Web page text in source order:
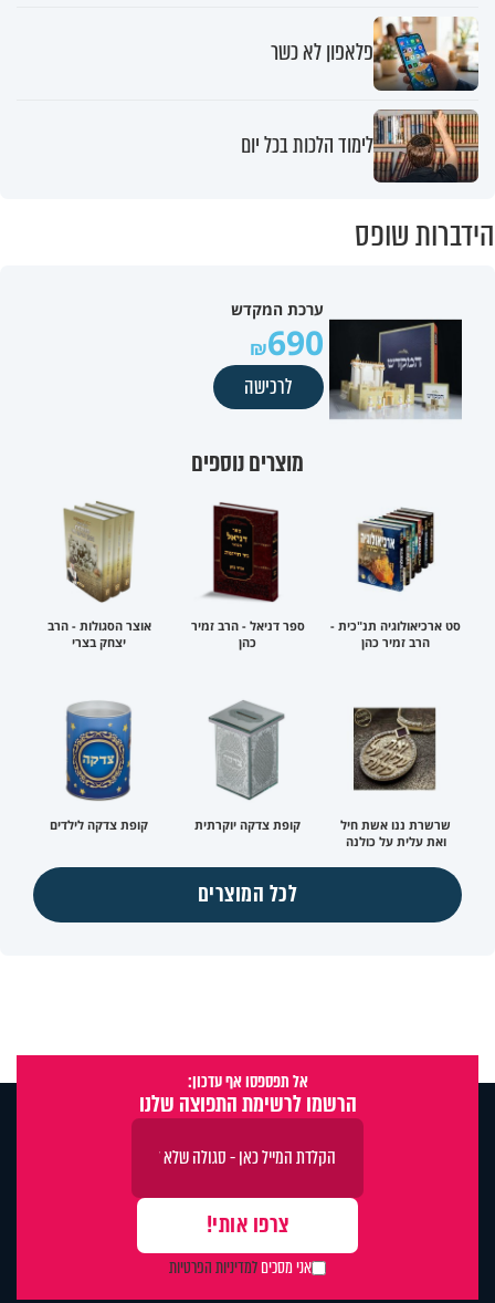
פלאפון לא כשר
לימוד הלכות בכל יום
הידברות שופס
ערכת המקדש
690
לרכישה
מוצרים נוספים
סט ארכיאולוגיה תנ"כית -
הרב זמיר כהן
ספר דניאל - הרב זמיר
כהן
אוצר הסגולות - הרב
יצחק בצרי
שרשרת ננו אשת חיל
ואת עלית על כולנה
קופת צדקה יוקרתית קופת צדקה לילדים
לכל המוצרים
אל תפספסו אף עדכון:
הרשמו לרשימת התפוצה שלנו
אני מסכיםלמדיניות הפרטיות